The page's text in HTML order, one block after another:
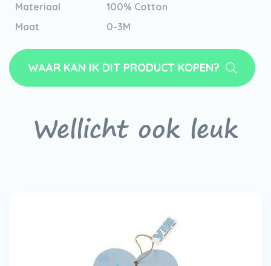
Materiaal
100% Cotton
Maat
0-3M
WAAR KAN IK DIT PRODUCT KOPEN?
Wellicht ook leuk